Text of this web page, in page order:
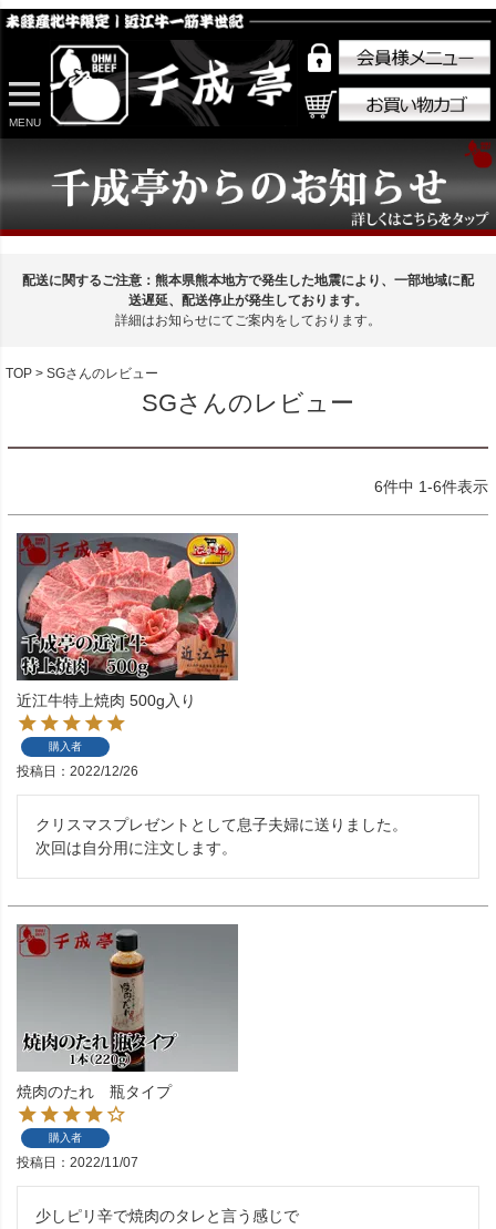
MENU
配送に関するご注意：熊本県熊本地方で発生した地震により、一部地域に配
送遅延、配送停止が発生しております。
詳細はお知らせにてご案内をしております。
TOP SGさんのレビュー
SGさんのレビュー
6件中 1-6件表示
近江牛特上焼肉 500g入り
購入者
投稿日 2022/12/26
クリスマスプレゼントとして息子夫婦に送りました。
次回は自分用に注文します。
焼肉のたれ 瓶タイプ
購入者
投稿日 2022/11/07
少しピリ辛で焼肉のタレと言う感じで